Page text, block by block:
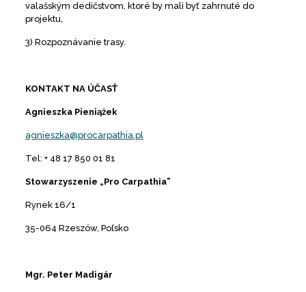
valašským dedičstvom, ktoré by mali byť zahrnuté do
projektu,
3) Rozpoznávanie trasy.
KONTAKT NA ÚČASŤ
Agnieszka Pieniążek
agnieszka@procarpathia.pl
Tel: + 48 17 850 01 81
Stowarzyszenie „Pro Carpathia”
Rynek 16/1
35-064 Rzeszów, Poľsko
Mgr. Peter Madigár